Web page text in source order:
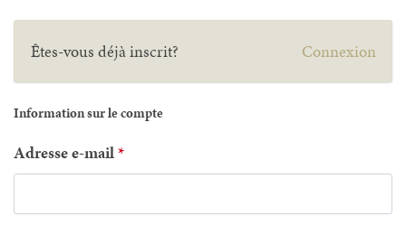
Êtes-vous déjà inscrit? Connexion
Information sur le compte
Adresse e-mail